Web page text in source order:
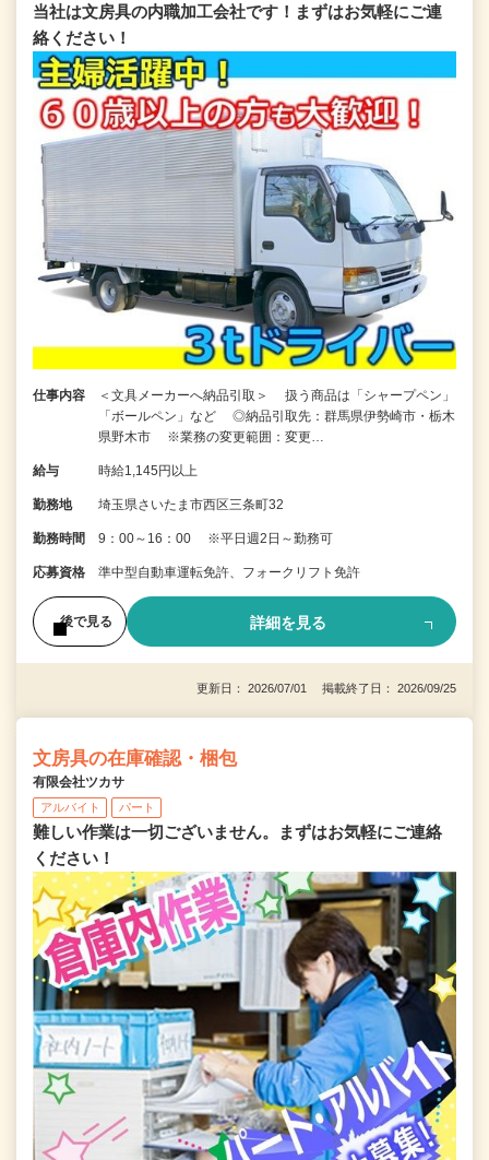
当社は文房具の内職加工会社です！まずはお気軽にご連
絡ください！
仕事内容
＜文具メーカーへ納品引取＞ 扱う商品は「シャープペン」
「ボールペン」など ◎納品引取先：群馬県伊勢崎市・栃木
県野木市 ※業務の変更範囲：変更…
給与 時給1,145円以上
勤務地 埼玉県さいたま市西区三条町32
勤務時間 9：00～16：00 ※平日週2日～勤務可
応募資格 準中型自動車運転免許、フォークリフト免許
後で見る 詳細を見る
更新日： 2026/07/01 掲載終了日： 2026/09/25
文房具の在庫確認・梱包
有限会社ツカサ
アルバイト パート
難しい作業は一切ございません。まずはお気軽にご連絡
ください！